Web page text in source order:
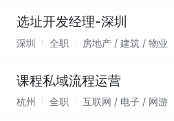
选址开发经理-深圳
深圳 全职 房地产 / 建筑 / 物业
课程私域流程运营
杭州 全职 互联网 / 电子 / 网游